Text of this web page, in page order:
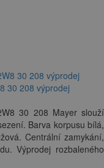
30 208 výprodej
30 208 Mayer slouží
Barva korpusu bílá,
Centrální zamykání,
Výprodej rozbaleného